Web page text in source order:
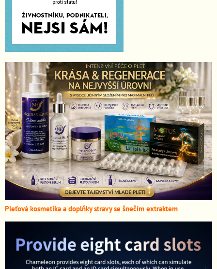
Pleťová kosmetika a doplňky stravy se šnečím extraktem